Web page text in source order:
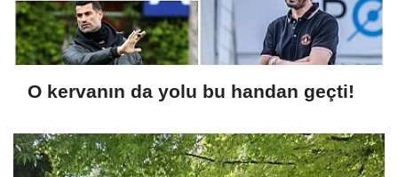
O kervanın da yolu bu handan geçti!